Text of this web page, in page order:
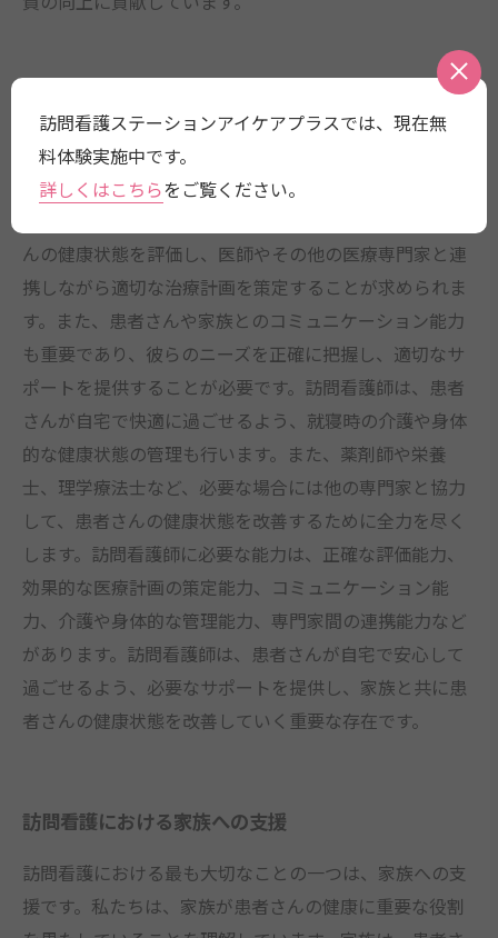
訪問看護師は、病院やクリニックなどに定期的に通院す
ることが難しい患者さんの自宅へ出向き、必要な医療サ
んの健康状態を評価し、医師やその他の医療専門家と連
携しながら適切な治療計画を策定することが求められま
す。また、患者さんや家族とのコミュニケーション能力
も重要であり、彼らのニーズを正確に把握し、適切なサ
ポートを提供することが必要です。訪問看護師は、患者
さんが自宅で快適に過ごせるよう、就寝時の介護や身体
的な健康状態の管理も行います。また、薬剤師や栄養
士、理学療法士など、必要な場合には他の専門家と協力
して、患者さんの健康状態を改善するために全力を尽く
します。訪問看護師に必要な能力は、正確な評価能力、
効果的な医療計画の策定能力、コミュニケーション能
力、介護や身体的な管理能力、専門家間の連携能力など
があります。訪問看護師は、患者さんが自宅で安心して
過ごせるよう、必要なサポートを提供し、家族と共に患
者さんの健康状態を改善していく重要な存在です。
訪問看護における家族への支援
訪問看護における最も大切なことの一つは、家族への支
援です。私たちは、家族が患者さんの健康に重要な役割
訪問看護ステーションアイケアプラスでは、現在無
料体験実施中です。
詳しくはこちらをご覧ください。